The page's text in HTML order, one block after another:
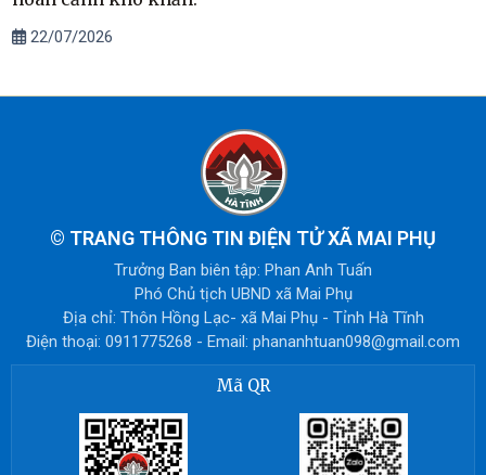
22/07/2026
© TRANG THÔNG TIN ĐIỆN TỬ XÃ MAI PHỤ
Trưởng Ban biên tập: Phan Anh Tuấn
Phó Chủ tịch UBND xã Mai Phụ
Địa chỉ: Thôn Hồng Lạc- xã Mai Phụ - Tỉnh Hà Tĩnh
Điện thoại: 0911775268 - Email: phananhtuan098@gmail.com
Mã QR